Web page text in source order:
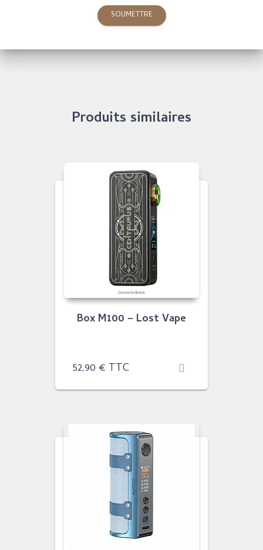
Produits similaires
Box M100 – Lost Vape
52,90 € TTC